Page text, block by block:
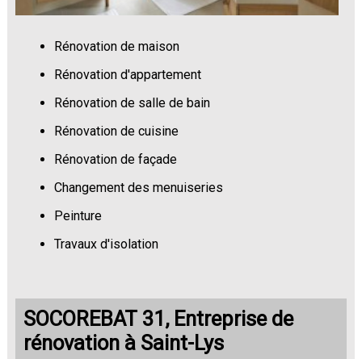
Rénovation de maison
Rénovation d'appartement
Rénovation de salle de bain
Rénovation de cuisine
Rénovation de façade
Changement des menuiseries
Peinture
Travaux d'isolation
SOCOREBAT 31, Entreprise de
rénovation à Saint-Lys